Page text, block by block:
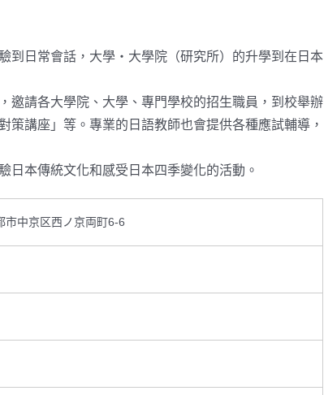
到日常會話，大學・大學院（研究所）的升學到在日本
邀請各大學院、大學、專門學校的招生職員，到校舉辦
講座」等。專業的日語教師也會提供各種應試輔導，
日本傳統文化和感受日本四季變化的活動。
中京区西ノ京両町6-6